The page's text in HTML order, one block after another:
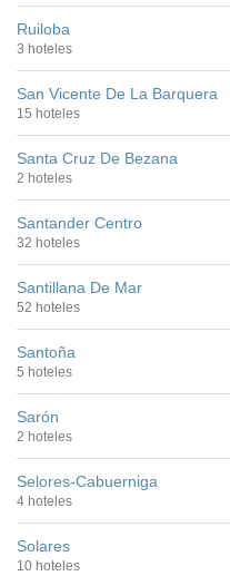
Ruiloba
3 hoteles
San Vicente De La Barquera
15 hoteles
Santa Cruz De Bezana
2 hoteles
Santander Centro
32 hoteles
Santillana De Mar
52 hoteles
Santoña
5 hoteles
Sarón
2 hoteles
Selores-Cabuerniga
4 hoteles
Solares
10 hoteles